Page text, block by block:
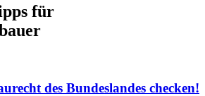
für
des Bundeslandes checken!